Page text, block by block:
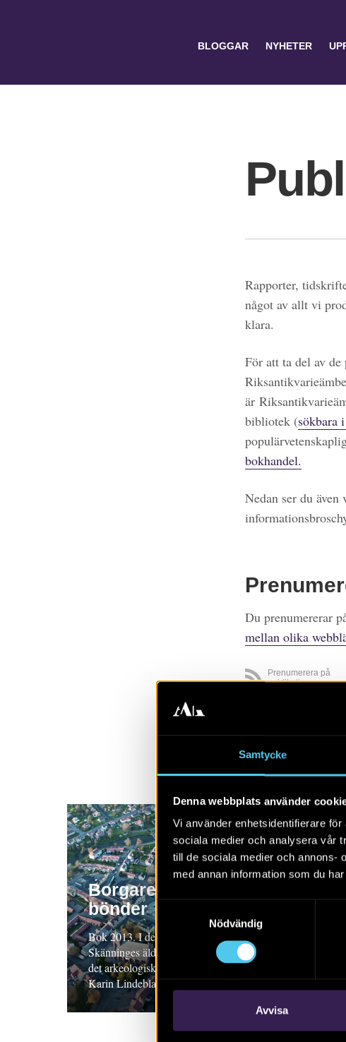
Samtycke
Denna webbplats använder
Vi använder enhetsidentifierare
sociala medier och analysera vår
till de sociala medier och annons-
med annan information som du
Nödvändig
Avvisa
BLOGGAR NYHETER
Rapporter,
något av allt vi
klara.
För att ta del av
är
bibliotek (sökbara
bokhandel.
Nedan ser du
Du prenumererar
mellan olika
Prenumerera på
publikationer
Borgare, bröder och
bönder
Bok 2013. I denna bok ges en samlad bild av
Skänninges äldre historia, med utgångpunkt i
det arkeologiska materialet. Rikard Hedvall,
Karin Lindeblad och Hanna Menander